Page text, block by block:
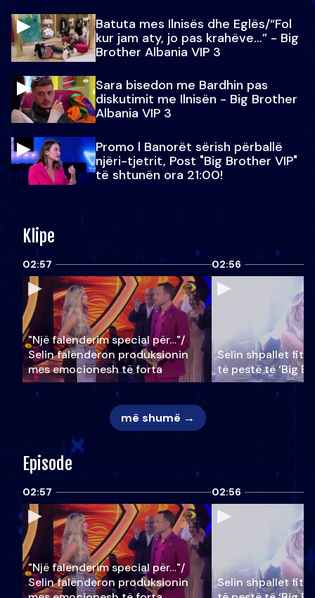
Batuta mes Ilnisës dhe Eglës/“Fol
kur jam aty, jo pas krahëve…” - Big
Brother Albania VIP 3
Sara bisedon me Bardhin pas
diskutimit me Ilnisën - Big Brother
Albania VIP 3
Promo l Banorët sërish përballë
njëri-tjetrit, Post "Big Brother VIP"
të shtunën ora 21:00!
Klipe
02:57
"Një falenderim special për…"/
Selin falënderon produksionin
mes emocionesh të forta
02:56
Selin shpallet
të pestë të ‘Big
më shumë →
Episode
02:57
"Një falenderim special për…"/
Selin falënderon produksionin
02:56
Selin shpallet